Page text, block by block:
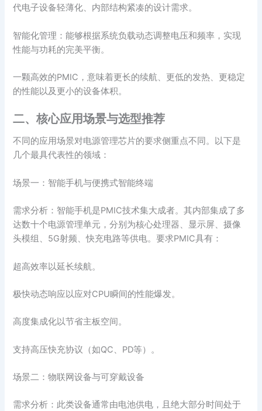
代电子设备轻薄化、内部结构紧凑的设计需求。
智能化管理：能够根据系统负载动态调整电压和频率，实现
性能与功耗的完美平衡。
一颗高效的PMIC，意味着更长的续航、更低的发热、更稳定
的性能以及更小的设备体积。
二、核心应用场景与选型推荐
不同的应用场景对电源管理芯片的要求侧重点不同。以下是
几个最具代表性的领域：
场景一：智能手机与便携式智能终端
需求分析：智能手机是PMIC技术集大成者。其内部集成了多
达数十个电源管理单元，分别为核心处理器、显示屏、摄像
头模组、5G射频、快充电路等供电。要求PMIC具有：
超高效率以延长续航。
极快动态响应以应对CPU瞬间的性能爆发。
高度集成化以节省主板空间。
支持高压快充协议（如QC、PD等）。
场景二：物联网设备与可穿戴设备
需求分析：此类设备通常由电池供电，且绝大部分时间处于